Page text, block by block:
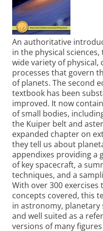
An authoritative
in the physical
wide variety of physical,
processes that govern
of planets. The second
textbook has been
improved. It now
of small bodies,
the Kuiper belt and
expanded chapter on
they tell us about
appendixes providing a
of key spacecraft, a
techniques, and a
With over 300
concepts covered, this
in astronomy, planetary
and well suited as a
versions of many